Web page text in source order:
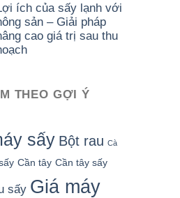
ích của sấy lạnh với
sản – Giải pháp
cao giá trị sau thu
THEO GỢI Ý
sấy Bột rau Cà
Cần tây Cần tây sấy
sấy Giá máy